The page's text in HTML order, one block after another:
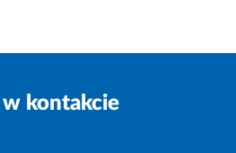
w kontakcie